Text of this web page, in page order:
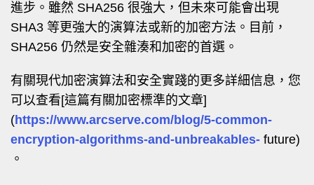
進步。雖然 SHA256 很強大，但未來可能會出現
SHA3 等更強大的演算法或新的加密方法。目前，
SHA256 仍然是安全雜湊和加密的首選。
有關現代加密演算法和安全實踐的更多詳細信息，您
可以查看[這篇有關加密標準的文章]
(https://www.arcserve.com/blog/5-common-
encryption-algorithms-and-unbreakables- future)
。